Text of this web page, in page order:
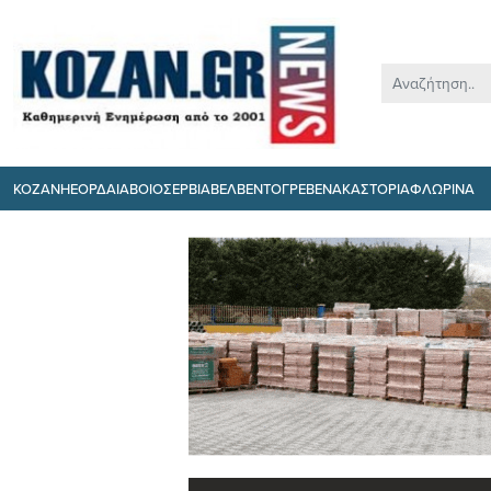
ΚΟΖΑΝΗΕΟΡΔΑΙΑΒΟΙΟΣΕΡΒΙΑΒΕΛΒΕΝΤΟΓΡΕΒΕΝΑΚΑΣΤΟΡΙΑΦΛΩΡΙΝΑ